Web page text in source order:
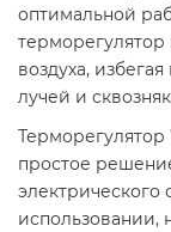
оптимальной
воздуха,
лучей и
простое
электрического
использовании,